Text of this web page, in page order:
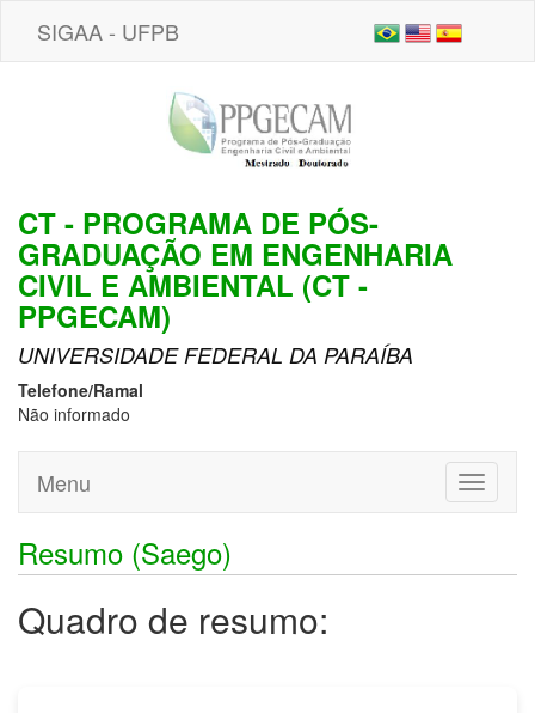
SIGAA - UFPB
CT - PROGRAMA DE PÓS-
GRADUAÇÃO EM ENGENHARIA
CIVIL E AMBIENTAL (CT -
PPGECAM)
UNIVERSIDADE FEDERAL DA PARAÍBA
Telefone/Ramal
Não informado
Toggle
Menu
Resumo (Saego)
Quadro de resumo: